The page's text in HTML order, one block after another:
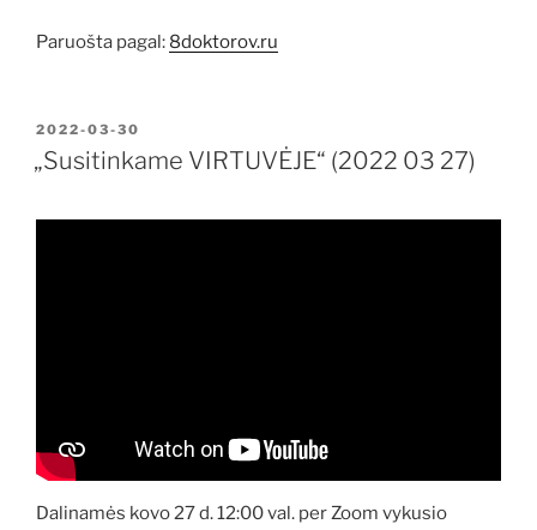
Paruošta pagal: 8doktorov.ru
PASKELBTA
2022-03-30
„Susitinkame VIRTUVĖJE“ (2022 03 27)
Dalinamės kovo 27 d. 12:00 val. per Zoom vykusio